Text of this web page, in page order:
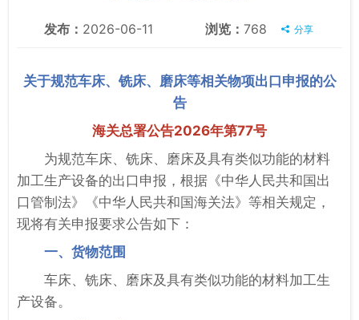
发布： 2026-06-11 浏览： 768 分享
关于规范车床、铣床、磨床等相关物项出口申报的公
告
海关总署公告2026年第77号
为规范车床、铣床、磨床及具有类似功能的材料
加工生产设备的出口申报，根据《中华人民共和国出
口管制法》《中华人民共和国海关法》等相关规定，
现将有关申报要求公告如下：
一、货物范围
车床、铣床、磨床及具有类似功能的材料加工生
产设备。